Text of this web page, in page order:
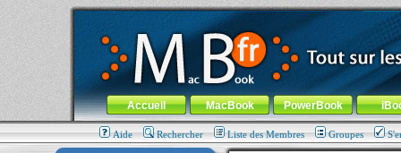
MacBook-fr.com : 100% Apple... 100% nomade !
Aller au contenu-Aller au menu général-Aller au menu de
Menu général
Accueil MacBook PowerBook
Aide Rechercher Liste des Membres Groupes